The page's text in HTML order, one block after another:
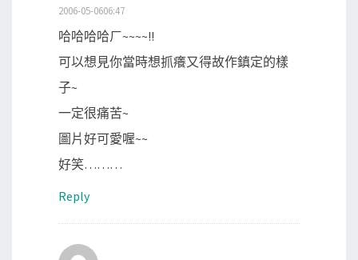
2006-05-0606:47
哈哈哈哈ㄏ~~~~!!
可以想見你當時想抓癢又得故作鎮定的樣
子~
一定很痛苦~
圖片好可愛喔~~
好笑………
Reply